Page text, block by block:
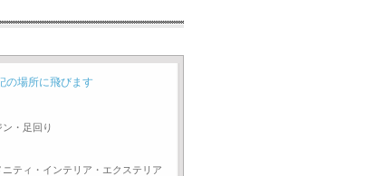
の場所に飛びます
・足回り
ティ・インテリア・エクステリア